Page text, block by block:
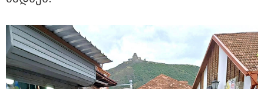
08:44 / 06-08-2026
"მიტროპოლიტი გერასიმე სამღვდელოებასთან
ერთად იმყოფებოდა ლანა ლატარიას სახლში და
გარდაცვლილის სულის საოხად პანაშვიდი
აღავლინა" - საპატრიარქო